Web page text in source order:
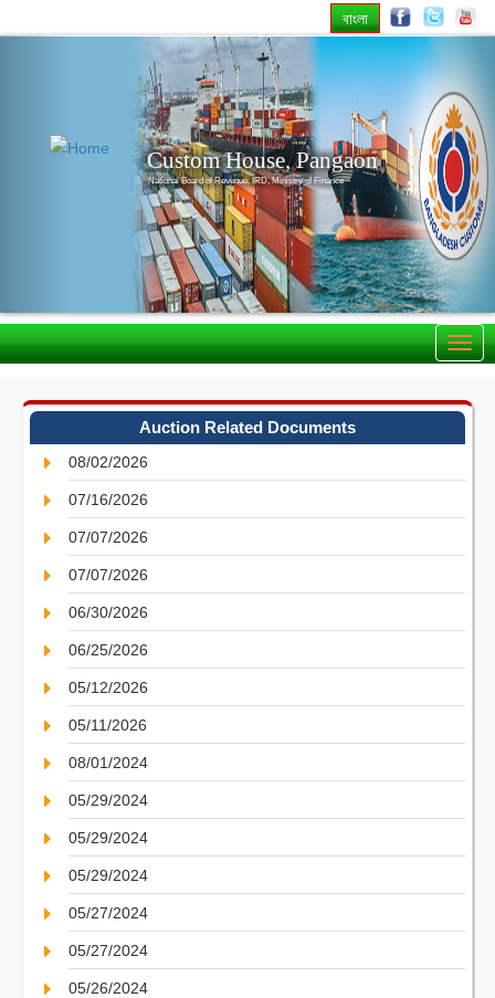
বাংলা
Custom House, Pangaon
National Board of Revenue, IRD, Ministry of Finance
Auction Related Documents
08/02/2026
07/16/2026
07/07/2026
07/07/2026
06/30/2026
06/25/2026
05/12/2026
05/11/2026
08/01/2024
05/29/2024
05/29/2024
05/29/2024
05/27/2024
05/27/2024
05/26/2024